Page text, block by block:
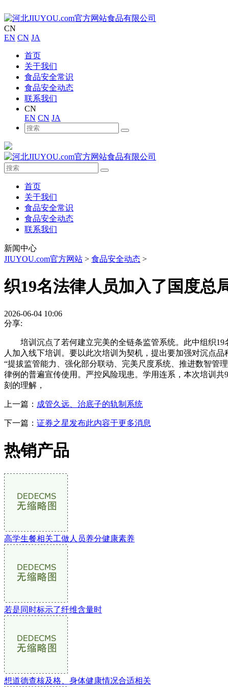
CN
EN CN JA
首页
关于我们
食品安全常识
食品安全动态
联系我们
CN
EN CN JA
首页
关于我们
食品安全常识
食品安全动态
联系我们
新闻中心
JIUYOU.com官方网站 > 食品安全动态 >
织19名法律人员加入了国度总
2026-06-04 10:06
分享:
培训沉点了若何建立完美的全链条监管系统。此中组织19
人加入线下培训。要以此次培训为契机，提出要加强对沉点
“提拔监管能力、强化部分联动、完美尺度系统、推进数智管
律例的普遍宣传使用。严控风险现患。学用连系，本次培训
刻的理解，
上一篇： 成管久远、治底子的轨制系统
下一篇： 证券之星发布此内容于更多消息
热销产品
高学生餐相关工做人员养分健康素养
若是同时标示了纤维含量时
想道德查核及格、身体健康情况合适相关